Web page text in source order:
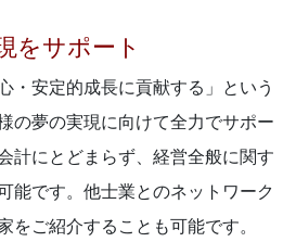
をサポート
・安定的成長に貢献する」という
の夢の実現に向けて全力でサポー
計にとどまらず、経営全般に関す
能です。他士業とのネットワーク
をご紹介することも可能です。